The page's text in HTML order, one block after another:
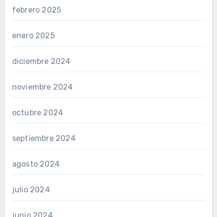
febrero 2025
enero 2025
diciembre 2024
noviembre 2024
octubre 2024
septiembre 2024
agosto 2024
julio 2024